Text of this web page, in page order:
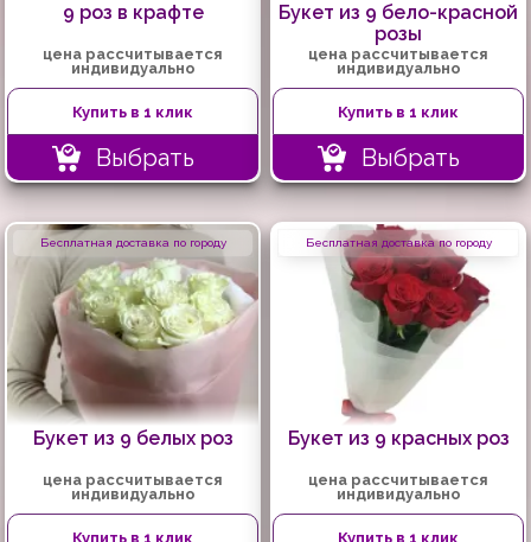
9 роз в крафте
цена рассчитывается
индивидуально
Купить в 1 клик
Выбрать
Букет из 9 бело-красной
розы
цена рассчитывается
индивидуально
Купить в 1 клик
Выбрать
Бесплатная доставка по городу
Букет из 9 белых роз
цена рассчитывается
индивидуально
Купить в 1 клик
Бесплатная доставка по городу
Букет из 9 красных роз
цена рассчитывается
индивидуально
Купить в 1 клик